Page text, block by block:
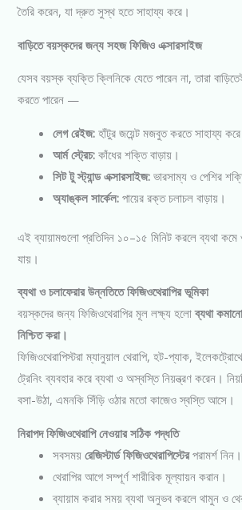
তৈরি করেন, যা দ্রুত সুস্থ হতে সাহায্য করে।
বাড়িতে বয়স্কদের জন্য সহজ ফিজিও এক্সারসাইজ
যেসব বয়স্ক ব্যক্তি ক্লিনিকে যেতে পারেন না, তারা
করতে পারেন —
লেগ রেইজ: হাঁটুর জয়েন্ট মজবুত করতে সাহায্য
আর্ম স্ট্রেচ: কাঁধের শক্তি বাড়ায়।
সিট টু স্ট্যান্ড এক্সারসাইজ: ভারসাম্য ও পেশির
অ্যাঙ্কল সার্কেল: পায়ের রক্ত চলাচল বাড়ায়।
এই ব্যায়ামগুলো প্রতিদিন ১০–১৫ মিনিট করলে ব্যথা কমে
যায়।
ব্যথা ও চলাফেরার উন্নতিতে ফিজিওথেরাপির ভূমিকা
বয়স্কদের জন্য ফিজিওথেরাপির মূল লক্ষ্য হলোব্যথা
নিশ্চিত করা।
ফিজিওথেরাপিস্টরা ম্যানুয়াল থেরাপি, হট-প্যাক,
ট্রেনিং ব্যবহার করে ব্যথা ও অস্বস্তি নিয়ন্ত্রণ করেন।
বসা-উঠা, এমনকি সিঁড়ি ওঠার মতো কাজেও স্বস্তি আসে।
নিরাপদ ফিজিওথেরাপি নেওয়ার সঠিক পদ্ধতি
সবসময়রেজিস্টার্ড ফিজিওথেরাপিস্টেরপরামর্শ নিন।
থেরাপির আগে সম্পূর্ণ শারীরিক মূল্যায়ন করান।
ব্যায়াম করার সময় ব্যথা অনুভব করলে থামুন ও